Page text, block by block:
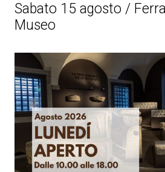
Sabato 15 agosto /
Museo